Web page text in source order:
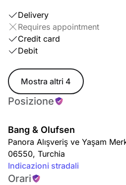
Delivery
Requires appointment
Credit card
Debit
Mostra altri 4
Posizione
Bang & Olufsen
Panora Alışveriş ve Yaşam
06550, Turchia
Indicazioni stradali
Orari